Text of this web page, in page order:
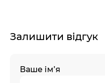
Залишити відгук
Ваше ім’я